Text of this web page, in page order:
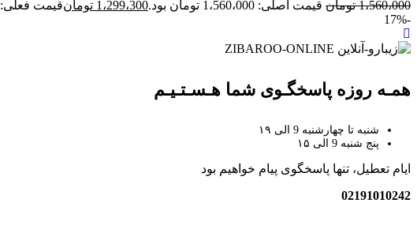
1،560،000 تومان قیمت اصلی: 1،560،000 تومان بود. 1،299،300 تومانقیمت فعلی: 1،299،300 تومان.
-17%
همـه روزه پاسخگـوی شما هـسـتـیـم
شنبه تا چهارشنبه 9 الی ۱۹
پنج شنبه 9 الی ۱۵
ایام تعطیل، تنها پاسخگوی پیام خواهیم بود
02191010242